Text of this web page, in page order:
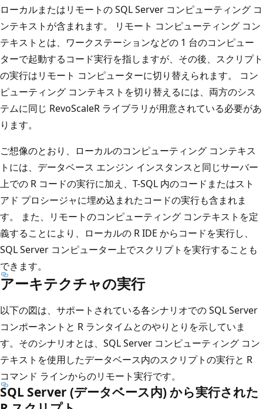
ローカルまたはリモートの SQL Server コンピューティング コ
ンテキストが含まれます。 リモート コンピューティング コン
テキストとは、ワークステーションなどの 1 台のコンピュー
ターで起動するコード実行を指しますが、その後、スクリプト
の実行はリモート コンピューターに切り替えられます。 コン
ピューティング コンテキストを切り替えるには、両方のシス
テムに同じ RevoScaleR ライブラリが用意されている必要があ
ります。
ご想像のとおり、ローカルのコンピューティング コンテキス
トには、データベース エンジン インスタンスと同じサーバー
上での R コードの実行に加え、T-SQL 内のコードまたはスト
アド プロシージャに埋め込まれたコードの実行も含まれま
す。 また、リモートのコンピューティング コンテキストを定
義することにより、ローカルの R IDE からコードを実行し、
SQL Server コンピューター上でスクリプトを実行することも
できます。
アーキテクチャの実行
以下の図は、サポートされている各シナリオでの SQL Server
コンポーネントと R ランタイムとのやりとりを示していま
す。そのシナリオとは、SQL Server コンピューティング コン
テキストを使用したデータベース内のスクリプトの実行と R
コマンド ラインからのリモート実行です。
SQL Server (データベース内) から実行された